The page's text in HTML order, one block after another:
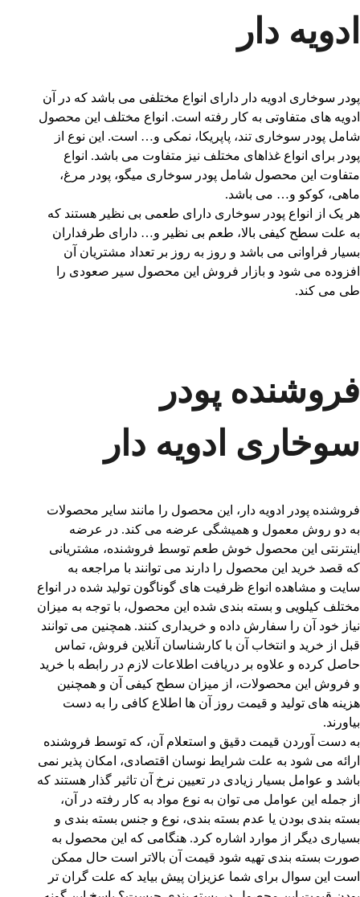
ادویه دار
پودر سوخاری ادویه دار دارای انواع مختلفی می باشد که در آن
ادویه های متفاوتی به کار رفته است. انواع مختلف این محصول
شامل پودر سوخاری تند، پاپریکا، نمکی و… است. این نوع از
پودر برای انواع غذاهای مختلف نیز متفاوت می باشد. انواع
متفاوت این محصول شامل پودر سوخاری میگو، پودر مرغ،
ماهی، کوکو و… می باشد.
هر یک از انواع پودر سوخاری دارای طعمی بی نظیر هستند که
به علت سطح کیفی بالا، طعم بی ‌نظیر و… دارای طرفداران
بسیار فراوانی می باشد و روز به روز بر تعداد مشتریان آن
افزوده می ‌شود و بازار فروش این محصول سیر صعودی را
طی می کند.
فروشنده پودر
سوخاری ادویه دار
فروشنده پودر ادویه دار، این محصول را مانند سایر محصولات
به دو روش معمول و همیشگی عرضه می‌ کند. در عرضه
اینترنتی این محصول خوش طعم توسط فروشنده، مشتریانی
که قصد خرید این محصول را دارند می‌ توانند با مراجعه به
سایت و مشاهده انواع ظرفیت های گوناگون تولید شده در انواع
مختلف کیلویی و بسته بندی شده این محصول، با توجه به میزان
نیاز خود آن را سفارش داده و خریداری کنند. همچنین می ‌توانند
قبل از خرید و انتخاب آن با کارشناسان آنلاین فروش، تماس
حاصل کرده و علاوه بر دریافت اطلاعات لازم در رابطه با خرید
و فروش این محصولات، از میزان سطح کیفی آن و همچنین
هزینه ‌های تولید و قیمت روز آن ها اطلاع کافی را به دست
بیاورند.
به دست آوردن قیمت دقیق و استعلام آن، که توسط فروشنده
ارائه می شود به علت شرایط نوسان اقتصادی، امکان پذیر نمی
باشد و عوامل بسیار زیادی در تعیین نرخ آن تاثیر گذار هستند که
از جمله این عوامل می توان به نوع مواد به کار رفته در آن،
بسته بندی بودن یا عدم بسته ‌بندی، نوع و جنس بسته بندی و
بسیاری دیگر از موارد اشاره کرد. هنگامی که این محصول به
صورت بسته بندی تهیه شود قیمت آن بالاتر است حال ممکن
است این سوال برای شما عزیزان پیش بیاید که علت گران تر